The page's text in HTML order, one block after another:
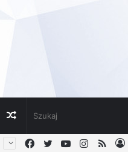
Losowy
RSS
Instagram
YouTube
Twitter
Facebook